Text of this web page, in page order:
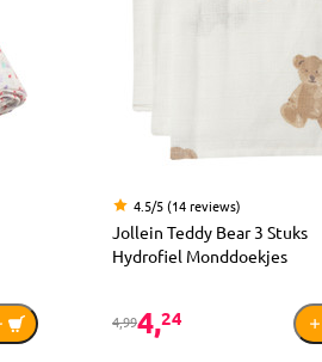
4.5/5 (14 reviews)
Jollein Teddy Bear 3 Stuks
Hydrofiel Monddoekjes
4,994,24